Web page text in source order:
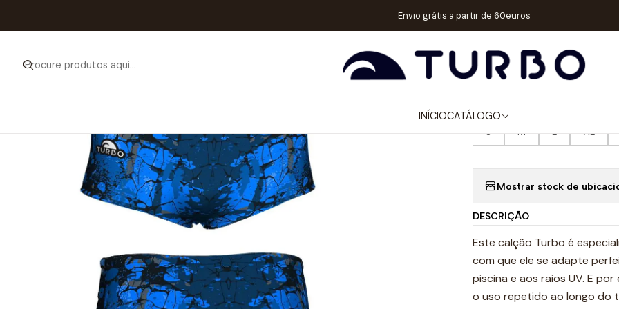
INÍCIOCATÁLOGO
Envio grátis a partir de 60euros
CALÇÕES SUPERTANK NATAÇÃO
SUPERTANK
TAMANHOS HOMEM POLO
S M L XL
Mostrar stock de
DESCRIÇÃO
Este calção Turbo é
com que ele se adapte
piscina e aos raios UV. E
o uso repetido ao longo do